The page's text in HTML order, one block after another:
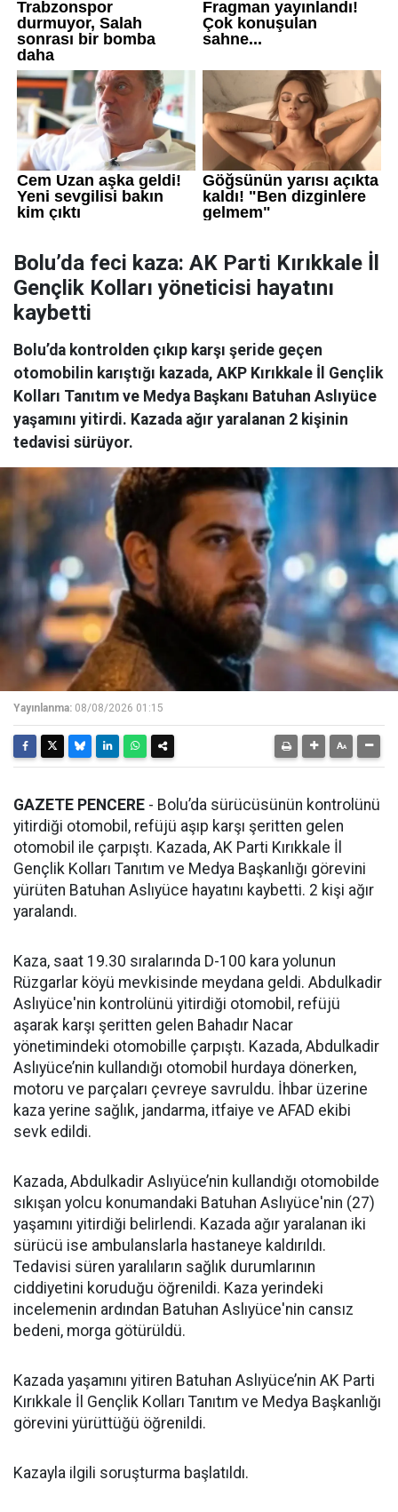
Bolu’da feci kaza: AK Parti Kırıkkale İl
Gençlik Kolları yöneticisi hayatını
kaybetti
Bolu’da kontrolden çıkıp karşı şeride geçen
otomobilin karıştığı kazada, AKP Kırıkkale İl Gençlik
Kolları Tanıtım ve Medya Başkanı Batuhan Aslıyüce
yaşamını yitirdi. Kazada ağır yaralanan 2 kişinin
tedavisi sürüyor.
Yayınlanma: 08/08/2026 01:15
GAZETE PENCERE - Bolu’da sürücüsünün kontrolünü
yitirdiği otomobil, refüjü aşıp karşı şeritten gelen
otomobil ile çarpıştı. Kazada, AK Parti Kırıkkale İl
Gençlik Kolları Tanıtım ve Medya Başkanlığı görevini
yürüten Batuhan Aslıyüce hayatını kaybetti. 2 kişi ağır
yaralandı.
Kaza, saat 19.30 sıralarında D-100 kara yolunun
Rüzgarlar köyü mevkisinde meydana geldi. Abdulkadir
Aslıyüce'nin kontrolünü yitirdiği otomobil, refüjü
aşarak karşı şeritten gelen Bahadır Nacar
yönetimindeki otomobille çarpıştı. Kazada, Abdulkadir
Aslıyüce’nin kullandığı otomobil hurdaya dönerken,
motoru ve parçaları çevreye savruldu. İhbar üzerine
kaza yerine sağlık, jandarma, itfaiye ve AFAD ekibi
sevk edildi.
Kazada, Abdulkadir Aslıyüce’nin kullandığı otomobilde
sıkışan yolcu konumandaki Batuhan Aslıyüce'nin (27)
yaşamını yitirdiği belirlendi. Kazada ağır yaralanan iki
sürücü ise ambulanslarla hastaneye kaldırıldı.
Tedavisi süren yaralıların sağlık durumlarının
ciddiyetini koruduğu öğrenildi. Kaza yerindeki
incelemenin ardından Batuhan Aslıyüce'nin cansız
bedeni, morga götürüldü.
Kazada yaşamını yitiren Batuhan Aslıyüce’nin AK Parti
Kırıkkale İl Gençlik Kolları Tanıtım ve Medya Başkanlığı
görevini yürüttüğü öğrenildi.
Kazayla ilgili soruşturma başlatıldı.